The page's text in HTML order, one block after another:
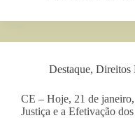
Destaque, Direitos
CE – Hoje, 21 de
Justiça e a Efetivação